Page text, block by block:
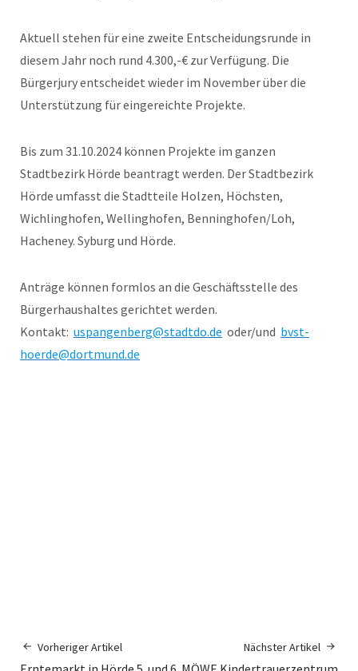
Aktuell stehen für eine zweite Entscheidungsrunde in
diesem Jahr noch rund 4.300,-€ zur Verfügung. Die
Bürgerjury entscheidet wieder im November über die
Unterstützung für eingereichte Projekte.
Bis zum 31.10.2024 können Projekte im ganzen
Stadtbezirk Hörde beantragt werden. Der Stadtbezirk
Hörde umfasst die Stadtteile Holzen, Höchsten,
Wichlinghofen, Wellinghofen, Benninghofen/Loh,
Hacheney. Syburg und Hörde.
Anträge können formlos an die Geschäftsstelle des
Bürgerhaushaltes gerichtet werden.
Kontakt: uspangenberg@stadtdo.de oder/und bvst-
hoerde@dortmund.de
Vorheriger Artikel Nächster Artikel